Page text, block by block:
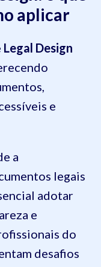
aplicar
Legal Design
e
a
legais
adotar
e
do
desafios